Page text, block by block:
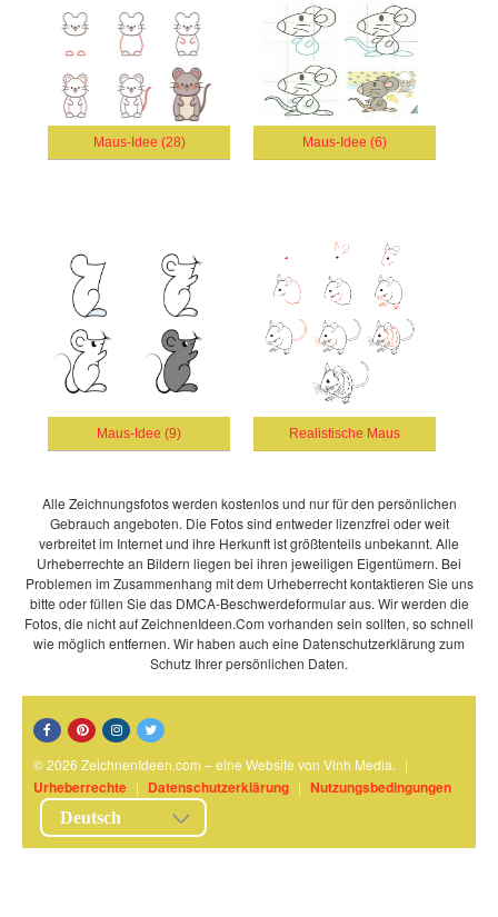
Maus-Idee (28) Maus-Idee (6)
Maus-Idee (9) Realistische Maus
Alle Zeichnungsfotos werden kostenlos und nur für den persönlichen
Gebrauch angeboten. Die Fotos sind entweder lizenzfrei oder weit
verbreitet im Internet und ihre Herkunft ist größtenteils unbekannt. Alle
Urheberrechte an Bildern liegen bei ihren jeweiligen Eigentümern. Bei
Problemen im Zusammenhang mit dem Urheberrecht kontaktieren Sie uns
bitte oder füllen Sie das DMCA-Beschwerdeformular aus. Wir werden die
Fotos, die nicht auf ZeichnenIdeen.Com vorhanden sein sollten, so schnell
wie möglich entfernen. Wir haben auch eine Datenschutzerklärung zum
Schutz Ihrer persönlichen Daten.
© 2026 ZeichnenIdeen.com – eine Website von Vinh Media. |
Urheberrechte | Datenschutzerklärung | Nutzungsbedingungen
Deutsch